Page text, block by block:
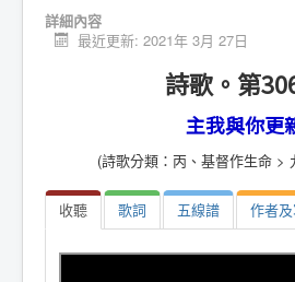
詳細內容
最近更新: 2021年 3月 27日
詩歌。第
主我與你更
(詩歌分類：丙、基督作生命 >
收聽 歌詞 五線譜 作者